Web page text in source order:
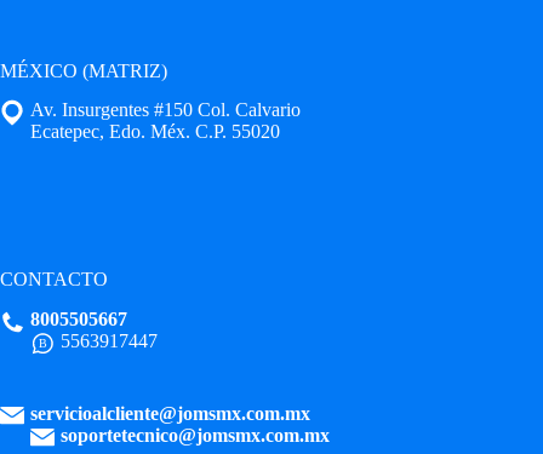
MÉXICO (MATRIZ)
Av. Insurgentes #150 Col. Calvario
Ecatepec, Edo. Méx. C.P. 55020
CONTACTO
8005505667
5563917447
servicioalcliente@jomsmx.com.mx
soportetecnico@jomsmx.com.mx